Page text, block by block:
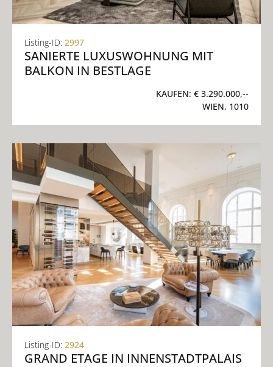
Listing-ID: 2997
SANIERTE LUXUSWOHNUNG MIT
BALKON IN BESTLAGE
KAUFEN: € 3.290.000,--
WIEN, 1010
Listing-ID: 2924
GRAND ETAGE IN INNENSTADTPALAIS